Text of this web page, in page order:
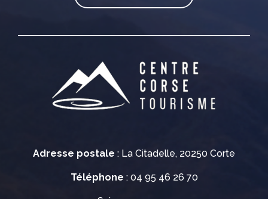
Adresse postale : La Citadelle, 20250 Corte
Téléphone : 04 95 46 26 70